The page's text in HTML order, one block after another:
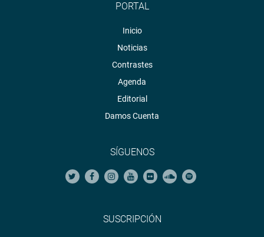
PORTAL
Inicio
Noticias
Contrastes
Agenda
Editorial
Damos Cuenta
SÍGUENOS
SUSCRIPCIÓN